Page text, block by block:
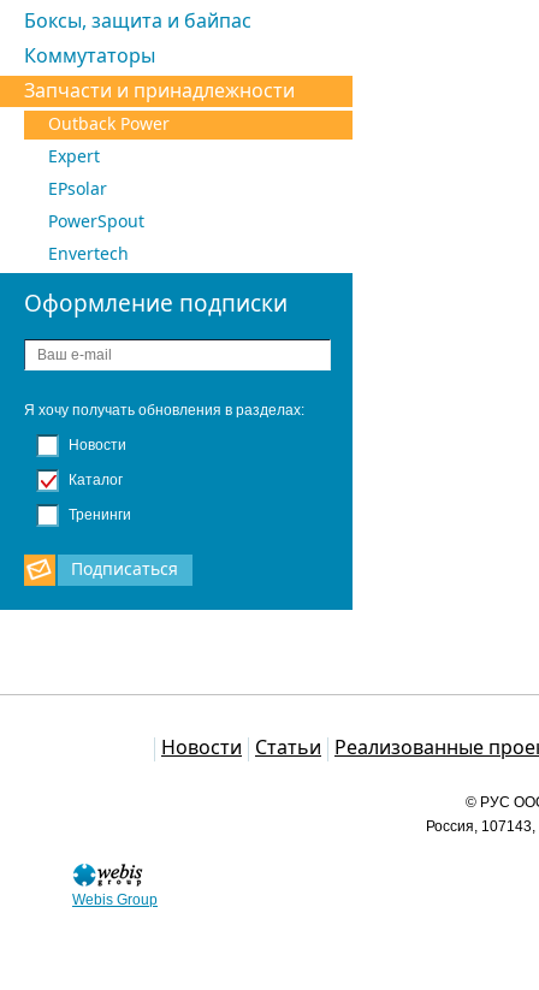
Боксы, защита и байпас
Коммутаторы
Запчасти и принадлежности
Outback Power
Expert
EPsolar
PowerSpout
Envertech
Оформление подписки
Я хочу получать обновления в разделах:
Новости
Каталог
Тренинги
Подписаться
Webis Group
Новости Статьи Реализованные
© РУС ООО
Россия,